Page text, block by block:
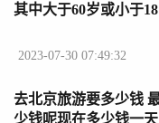
其中大于60岁或小于
格并输出。用户输入n
2023-07-30 07:49:32
去北京旅游要多少钱
少钱呢现在多少钱一